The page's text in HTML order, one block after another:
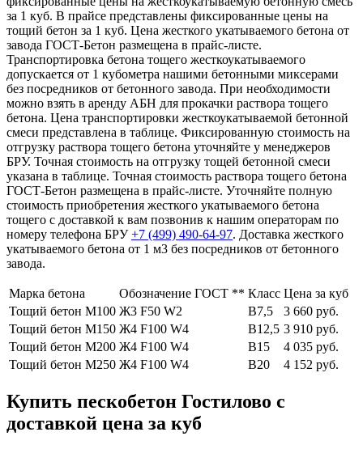
за 1 куб. В прайсе представлены фиксированные цены на
тощий бетон за 1 куб. Цена жесткого укатываемого бетона от
завода ГОСТ-Бетон размещена в прайс-листе.
Транспортировка бетона тощего жесткоукатываемого
допускается от 1 кубометра нашими бетонными миксерами
без посредников от бетонного завода. При необходимости
можно взять в аренду АБН для прокачки раствора тощего
бетона. Цена транспортировки жесткоукатываемой бетонной
смеси представлена в таблице. Фиксированную стоимость на
отгрузку раствора тощего бетона уточняйте у менеджеров
БРУ. Точная стоимость на отгрузку тощей бетонной смеси
указана в таблице. Точная стоимость раствора тощего бетона
ГОСТ-Бетон размещена в прайс-листе. Уточняйте полную
стоимость приобретения жесткого укатываемого бетона
тощего с доставкой к вам позвонив к нашим операторам по
номеру телефона БРУ+7 (499) 490-64-97. Доставка жесткого
укатываемого бетона от 1 м3 без посредников от бетонного
завода.
Марка бетона Обозначение ГОСТ ** Класс Цена за куб
Тощий бетон М100 Ж3 F50 W2 В7,5
3 660 руб.
Тощий бетон М150 Ж4 F100 W4 В12,5 3 910 руб.
Тощий бетон М200 Ж4 F100 W4 В15
4 035 руб.
Тощий бетон М250 Ж4 F100 W4 В20 4 152 руб.
Купить пескобетон Гостилово с
доставкой цена за куб